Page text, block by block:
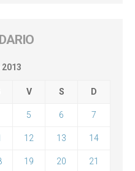
V S D
5 6 7
12 13 14
19 20 21